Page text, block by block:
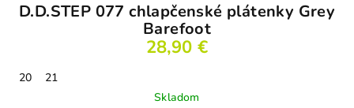
D.D.STEP 077 chlapčenské plátenky Grey
Barefoot
28,90 €
20
21
Skladom